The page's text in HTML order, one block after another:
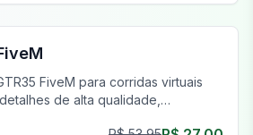
& Supercarros
FiveM para corridas virtuais
de alta qualidade,